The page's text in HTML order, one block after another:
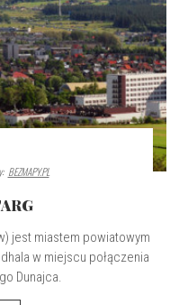
BEZMAPY.PL
jest miastem powiatowym
w miejscu połączenia
Dunajca.